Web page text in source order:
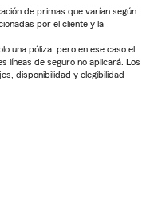
de primas que varían según
por el cliente y la
una póliza, pero en ese caso el
líneas de seguro no aplicará. Los
disponibilidad y elegibilidad